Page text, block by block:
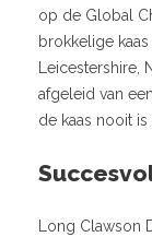
op de Global
brokkelige
Leicestershire,
afgeleid van
de kaas nooit
Long Clawson